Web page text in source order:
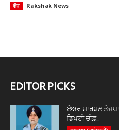
ਫੌਜ Rakshak News
EDITOR PICKS
ਏਅਰ ਮਾਰਸ਼ਲ
ਡਿਪਟੀ ਚੀਫ਼...